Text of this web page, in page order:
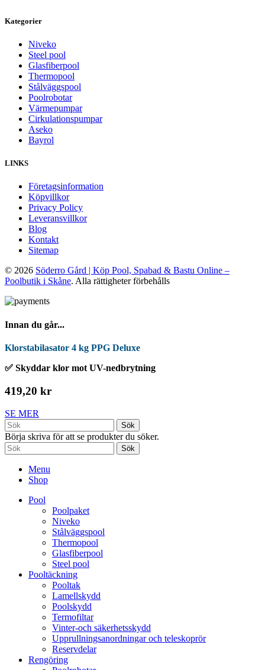
Kategorier
Niveko
Steel pool
Glasfiberpool
Thermopool
Stålväggspool
Poolrobotar
Värmepumpar
Cirkulationspumpar
Aseko
Bayrol
LINKS
Företagsinformation
Köpvillkor
Privacy Policy
Leveransvillkor
Blog
Kontakt
Sitemap
© 2026 Söderro Gård | Köp Pool, Spabad & Bastu Online –
Poolbutik i Skåne. Alla rättigheter förbehålls
Innan du går...
Klorstabilasator 4 kg PPG Deluxe
✅ Skyddar klor mot UV-nedbrytning
419,20 kr
SE MER
Sök
Börja skriva för att se produkter du söker.
Sök
Menu
Shop
Pool
Poolpaket
Niveko
Stålväggspool
Thermopool
Glasfiberpool
Steel pool
Pooltäckning
Pooltak
Lamellskydd
Poolskydd
Termofiltar
Vinter-och säkerhetsskydd
Upprullningsanordningar och teleskoprör
Reservdelar
Rengöring